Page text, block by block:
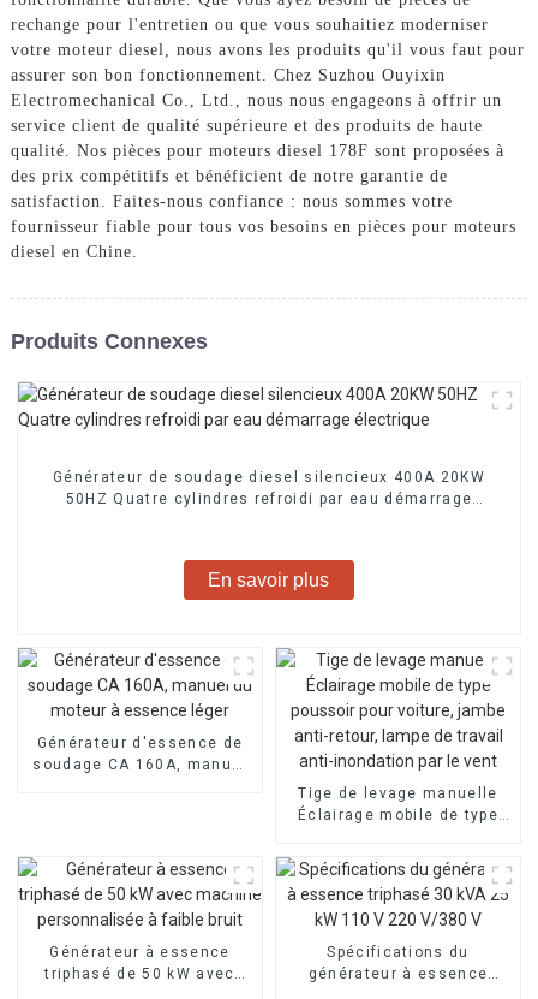
rechange pour l'entretien ou que vous souhaitiez moderniser
votre moteur diesel, nous avons les produits qu'il vous faut pour
assurer son bon fonctionnement. Chez Suzhou Ouyixin
Electromechanical Co., Ltd., nous nous engageons à offrir un
service client de qualité supérieure et des produits de haute
qualité. Nos pièces pour moteurs diesel 178F sont proposées à
des prix compétitifs et bénéficient de notre garantie de
satisfaction. Faites-nous confiance : nous sommes votre
fournisseur fiable pour tous vos besoins en pièces pour moteurs
diesel en Chine.
Produits Connexes
Générateur de soudage diesel silencieux 400A 20KW
50HZ Quatre cylindres refroidi par eau démarrage
En savoir plus
Générateur d'essence de
soudage CA 160A, manuel
Tige de levage manuelle
Éclairage mobile de type
jambe anti-retour, lampe de
travail anti-inondation par
le vent
Générateur à essence
triphasé de 50 kW avec
Spécifications du
générateur à essence